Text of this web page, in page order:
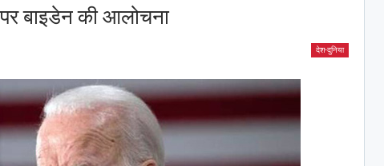
बाइडेन की आलोचना
देश-दुनिया